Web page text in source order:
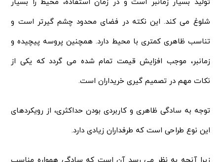
تولید بسیار زمانبر است و در زمان استفاده، محیط را بسیار
شلوغ می کند. این نکته در فضای محدود چشم گیر‌تر است و
تناسب ظاهری کمتری با محیط دارد. همچنین پروسه پیچیده و
زمانبر، موجب افزایش قیمت تمام شده می گردد که یکی از
نکات مهم در تصمیم گیری خریداران است.
توجه به سادگی ظاهری و کاربردی بودن حداکثری، از رویکردهای
این نوع طراحی است که طرفداران زیادی دارد.